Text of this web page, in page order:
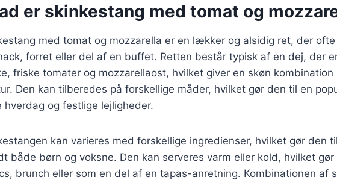
er skinkestang med tomat og
med tomat og mozzarella er en lækker og alsidig ret, der ofte
forret eller del af en buffet. Retten består typisk af en dej, der
friske tomater og mozzarellaost, hvilket giver en skøn kombination
Den kan tilberedes på forskellige måder, hvilket gør den til en
hverdag og festlige lejligheder.
kan varieres med forskellige ingredienser, hvilket gør den
både børn og voksne. Den kan serveres varm eller kold, hvilket
brunch eller som en del af en tapas-anretning. Kombinationen af